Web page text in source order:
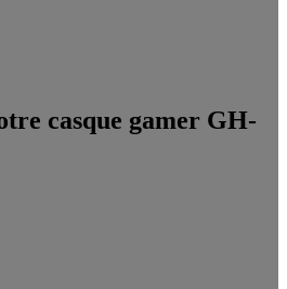
casque gamer GH-